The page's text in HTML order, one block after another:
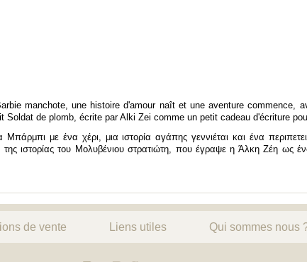
manchote, une histoire d'amour naît et une aventure commence,
Soldat de plomb, écrite par Alki Zei comme un petit cadeau d'écriture
με ένα χέρι, μια ιστορία αγάπης γεννιέται και ένα
ιστορίας του Μολυβένιου στρατιώτη, που έγραψε η Άλκη Ζέη ως
de vente Liens utiles Qui sommes nous